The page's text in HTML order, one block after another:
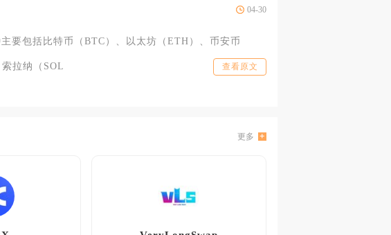
04-30
要包括比特币（BTC）、以太坊（ETH）、币安币
索拉纳（SOL 查看原文
更多